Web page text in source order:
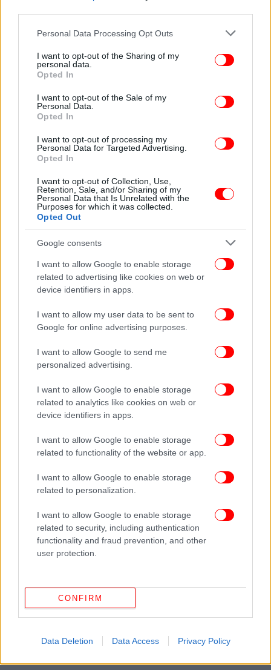
Please note that this website/app uses one or more Google
not limited to your visit or usage behaviour. You may click to
grant or deny consent to Google and its third-party tags to
use your data for below specified purposes in below Google
consent section.
Personal Data Processing Opt Outs
I want to opt-out of the Sharing of my
personal data.
Opted In
I want to opt-out of the Sale of my
Personal Data.
Opted In
I want to opt-out of processing my
Personal Data for Targeted Advertising.
Opted In
I want to opt-out of Collection, Use,
Retention, Sale, and/or Sharing of my
Personal Data that Is Unrelated with the
Purposes for which it was collected.
Opted Out
Google consents
I want to allow Google to enable storage
related to advertising like cookies on web or
device identifiers in apps.
I want to allow my user data to be sent to
Google for online advertising purposes.
I want to allow Google to send me
personalized advertising.
I want to allow Google to enable storage
related to analytics like cookies on web or
device identifiers in apps.
I want to allow Google to enable storage
related to functionality of the website or app.
I want to allow Google to enable storage
related to personalization.
I want to allow Google to enable storage
related to security, including authentication
functionality and fraud prevention, and other
user protection.
CONFIRM
Data Deletion Data Access Privacy Policy
Αριστεράς, προχώρησαν σε μια συμβολική κίνηση
μεγάλων συγκεντρώσεων: να παραιτηθεί η
Χαιρετίζουμε τη θαρραλέα τους πρωτοβουλία.
Οξυγόνο παντού!»
Αριστεράς γράφει:
τελείωσε.
Κατά την διάρκεια της συζήτησης της πρότασης
μομφής στην Ολομέλεια της Βουλής, μέλη της
Νεολαίας της Νέας Αριστεράς μετέφεραν την
πάνδημη απαίτηση του λαού από τις πλατείες όλης
της χώρας μέσα στο Κοινοβούλιο. Ακριβώς την ώρα
που ο Κυριάκος Μητσοτάκης, ο Πρωθυπουργός
ένοχος για το έγκλημα των Τεμπών αλλά και για το
τις ημέρες του, μέλη της Οργάνωσής μας
προχώρησαν σε παρέμβαση με τρικάκια από τα
θεωρεία της Βουλής.
Είστε Ένοχοι - Φύγετε Τώρα.
νεολαίας που ζητούν να αποδοθεί δικαιοσύνη για
τους 57 συνανθρώπους μας, που χάθηκαν στα
Τέμπη.
Να το ξέρουν καλά στην Κυβέρνηση, δεν θα
ξεμπερδέψουν, θα λογοδοτήσουν στον λαό και στη
Ο αγώνας μας μέχρι να αποδοθούν πολιτικές και
ποινικές ευθύνες συνεχίζεται και θα συνεχίζεται
μέχρι τέλους. Μέχρι να ανατραπεί η κυβέρνηση του
εγκλήματος και της συγκάλυψης.
Τελειώσατε!»